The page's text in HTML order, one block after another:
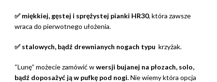
✅ miękkiej, gęstej i sprężystej pianki HR30, która zawsze
wraca do pierwotnego ułożenia.
✅ stalowych, bądź drewnianych nogach typu krzyżak.
“Lunę” możecie zamówić wwersji bujanej na płozach, solo,
bądź doposażyć ją w pufkę pod nogi.Nie wiemy która opcja